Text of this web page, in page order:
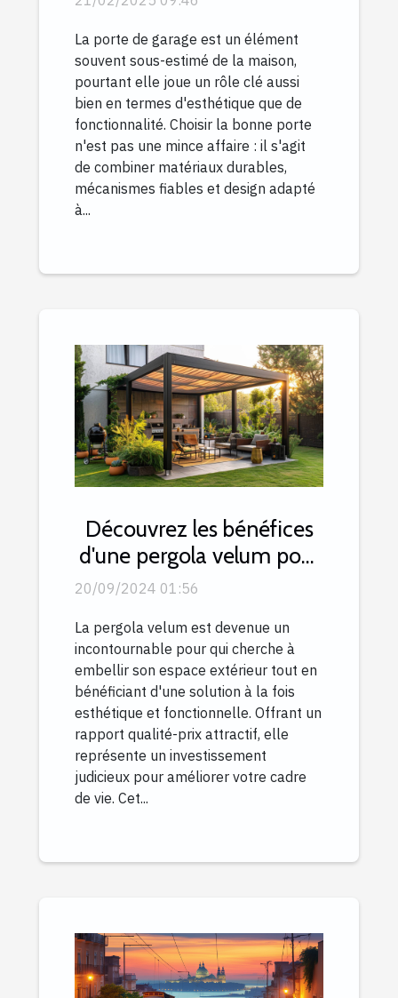
La porte de garage est un élément
souvent sous-estimé de la maison,
pourtant elle joue un rôle clé aussi
bien en termes d'esthétique que de
fonctionnalité. Choisir la bonne porte
n'est pas une mince affaire : il s'agit
de combiner matériaux durables,
mécanismes fiables et design adapté
à...
Découvrez les bénéfices
d'une pergola velum pour
le rapport qualité-prix
20/09/2024 01:56
La pergola velum est devenue un
incontournable pour qui cherche à
embellir son espace extérieur tout en
bénéficiant d'une solution à la fois
esthétique et fonctionnelle. Offrant un
rapport qualité-prix attractif, elle
représente un investissement
judicieux pour améliorer votre cadre
de vie. Cet...